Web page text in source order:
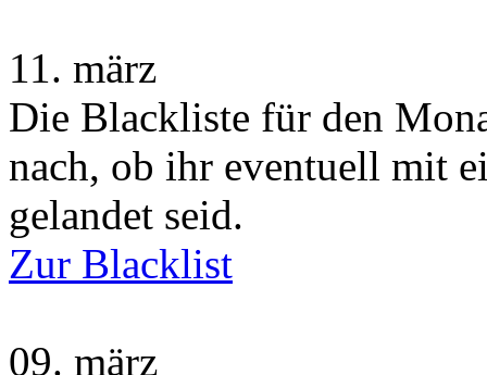
11. märz
Die Blackliste für den
nach, ob ihr eventuell mit
gelandet seid.
Zur Blacklist
09. märz